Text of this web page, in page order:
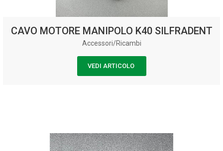
CAVO MOTORE MANIPOLO K40 SILFRADENT
Accessori/Ricambi
VEDI ARTICOLO